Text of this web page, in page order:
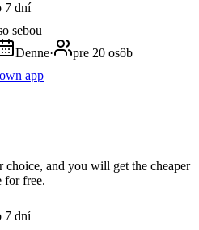
7 dní
sebou
Denne·
pre 20 osôb
app
and you will get the cheaper
for free.
7 dní